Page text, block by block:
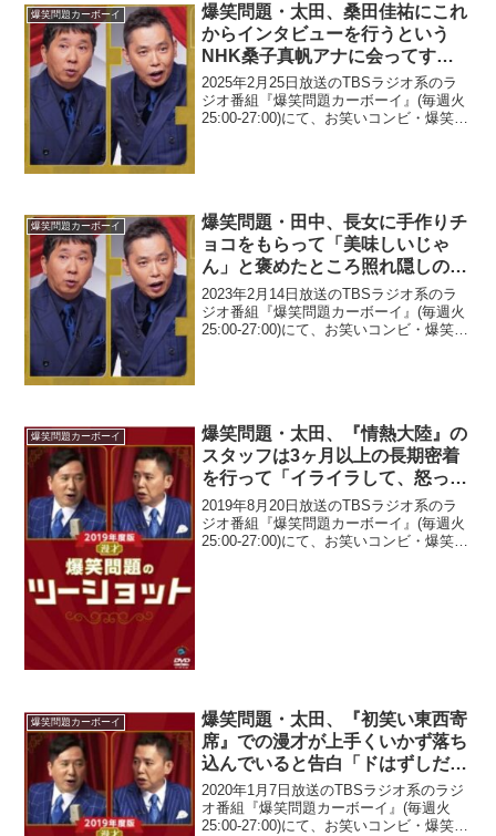
爆笑問題カーボーイ
爆笑問題・太田、桑田佳祐にこれ
からインタビューを行うという
NHK桑子真帆アナに会ってすぐ
桑田佳祐にメールしたと告白「桑
子さんが…」
2025年2月25日放送のTBSラジオ系のラ
ジオ番組『爆笑問題カーボーイ』(毎週火
25:00-27:00)にて、お笑いコンビ・爆笑問
爆笑問題カーボーイ
爆笑問題・田中、長女に手作りチ
ョコをもらって「美味しいじゃ
ん」と褒めたところ照れ隠しのよ
うな一言を言われたと明かす
2023年2月14日放送のTBSラジオ系のラ
ジオ番組『爆笑問題カーボーイ』(毎週火
25:00-27:00)にて、お笑いコンビ・爆笑問
爆笑問題カーボーイ
爆笑問題・太田、『情熱大陸』の
スタッフは3ヶ月以上の長期密着
を行って「イライラして、怒った
シーン」などを狙っていると明か
す
2019年8月20日放送のTBSラジオ系のラ
ジオ番組『爆笑問題カーボーイ』(毎週火
25:00-27:00)にて、お笑いコンビ・爆笑問
爆笑問題カーボーイ
爆笑問題・太田、『初笑い東西寄
席』での漫才が上手くいかず落ち
込んでいると告白「ドはずしだ
よ、イヤんなっちゃった」
2020年1月7日放送のTBSラジオ系のラジ
オ番組『爆笑問題カーボーイ』(毎週火
25:00-27:00)にて、お笑いコンビ・爆笑問